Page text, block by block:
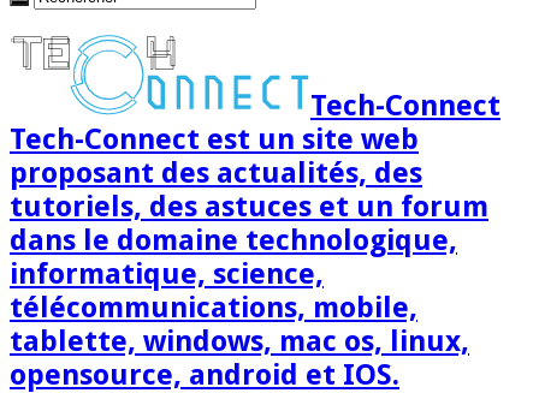
Tech-Connect
Tech-Connect est un site web
proposant des actualités, des
tutoriels, des astuces et un forum
dans le domaine technologique,
informatique, science,
télécommunications, mobile,
tablette, windows, mac os, linux,
opensource, android et IOS.